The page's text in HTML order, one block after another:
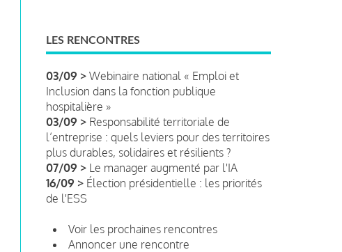
LES RENCONTRES
03/09 > Webinaire national « Emploi et
Inclusion dans la fonction publique
hospitalière »
03/09 > Responsabilité territoriale de
l’entreprise : quels leviers pour des territoires
plus durables, solidaires et résilients ?
07/09 > Le manager augmenté par l'IA
16/09 > Élection présidentielle : les priorités
de l'ESS
Voir les prochaines rencontres
Annoncer une rencontre